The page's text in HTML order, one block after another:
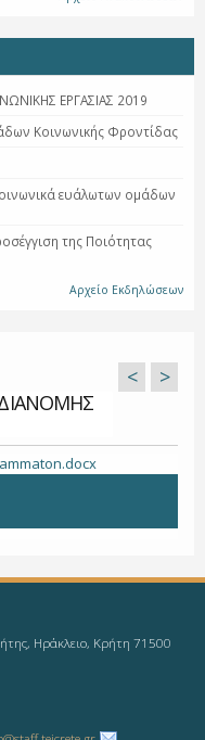
ΕΡΓΑΣΙΑΣ 2019
Κοινωνικής Φροντίδας
ευάλωτων ομάδων
της Ποιότητας
Αρχείο Εκδηλώσεων
< >
Ηράκλειο, Κρήτη 71500